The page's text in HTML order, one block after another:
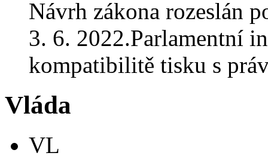
Návrh zákona rozeslán
3. 6. 2022.Parlamentní
kompatibilitě tisku s
Vláda
VL